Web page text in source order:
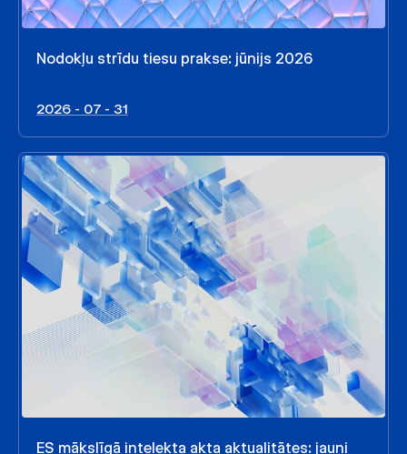
Nodokļu strīdu tiesu prakse: jūnijs 2026
2026 - 07 - 31
ES mākslīgā intelekta akta aktualitātes: jauni